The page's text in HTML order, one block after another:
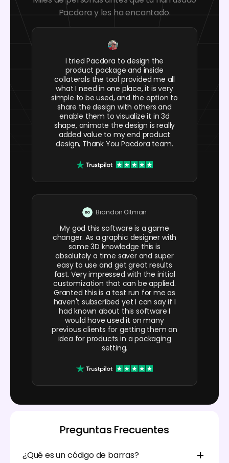
Pacdora y les ha encantado.
I tried Pacdora to design the
product package and inside
collaterals the tool provided me all
what I need in one place, it is very
simple to be used, and the option to
share the design with others and
enable them to visualize it in 3d
shape, animate the design is really
added value to my end product
design, Thank You Pacdora team.
Brandon Oltman
My god this software is a game
changer. As a graphic designer with
some 3D knowledge this is
absolutely a time saver and super
easy to use and get great results
fast. Very impressed with the initial
customization that can be applied.
Granted this is a test run for me as
haven't subscribed yet I can say if I
had known about this software I
would have used it on many
previous clients for getting them an
idea for products in a packaging
setting.
Preguntas Frecuentes
¿Qué es un código de barras?